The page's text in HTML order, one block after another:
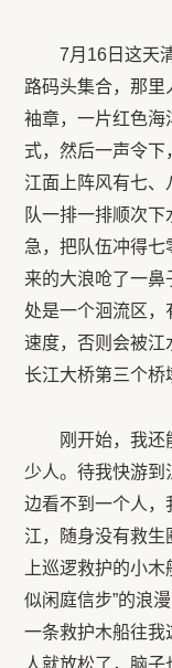
7月 16 日这天
路码头集合，那里
袖章，一片红色海
式，然后一声令下
江面上阵风有七、
队一排一排顺次
急，把队伍冲得七
来的大浪呛了一鼻
处是一个洄流区
速度，否则会被江
长江大桥第三个桥
刚开始，我还
少人。待我快游到
边看不到一个人，
江，随身没有救生
上巡逻救护的小
似闲庭信步”的浪
一条救护木船往我
人就放松了，脑